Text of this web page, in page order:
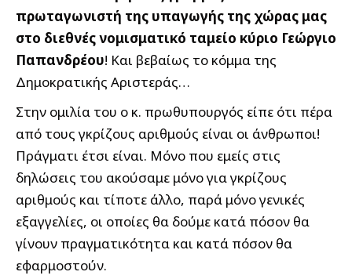
πρωταγωνιστή της υπαγωγής της χώρας μας
στο διεθνές νομισματικό ταμείο κύριο Γεώργιο
Παπανδρέου! Και βεβαίως το κόμμα της
Δημοκρατικής Αριστεράς…
Στην ομιλία του ο κ. πρωθυπουργός είπε ότι πέρα
από τους γκρίζους αριθμούς είναι οι άνθρωποι!
Πράγματι έτσι είναι. Μόνο που εμείς στις
δηλώσεις του ακούσαμε μόνο για γκρίζους
αριθμούς και τίποτε άλλο, παρά μόνο γενικές
εξαγγελίες, οι οποίες θα δούμε κατά πόσον θα
γίνουν πραγματικότητα και κατά πόσον θα
εφαρμοστούν.